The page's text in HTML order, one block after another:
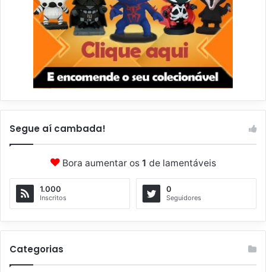
Segue aí cambada!
Bora aumentar os 1 de lamentáveis
1.000
Inscritos
0
Seguidores
Categorias